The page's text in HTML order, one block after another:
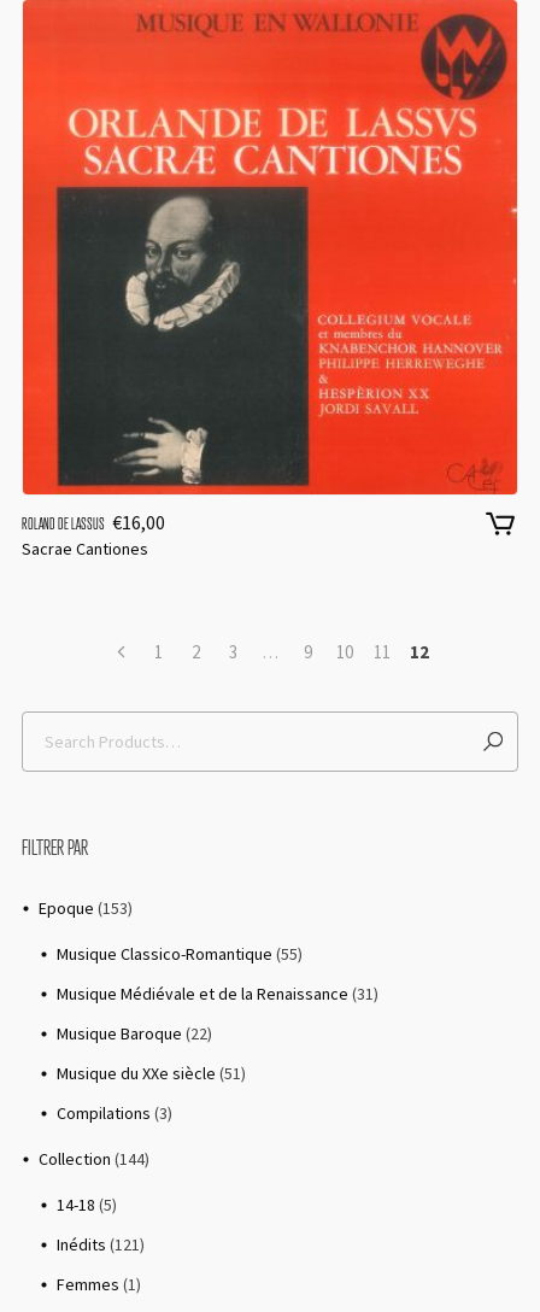
ROLAND DE LASSUS €16,00
Sacrae Cantiones
1 2 3 … 9 10 11 12
FILTRER PAR
Epoque (153)
Musique Classico-Romantique (55)
Musique Médiévale et de la Renaissance (31)
Musique Baroque (22)
Musique du XXe siècle (51)
Compilations (3)
Collection (144)
14-18 (5)
Inédits (121)
Femmes (1)